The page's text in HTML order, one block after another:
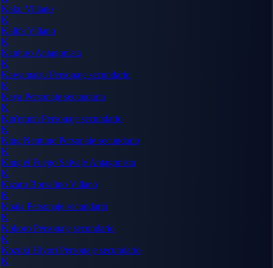
Kaku Villano
K
Kalifa Villano
K
Kanjuro Antagonista
K
Kawamatsu Personaje secundario
K
Kaya Personaje secundario
K
Kin'emon Personaje secundario
K
King Neptune Personaje secundario
K
King el Fuego Salvaje Antagonista
K
Kizaru Borsalino Villano
K
Koala Personaje secundario
K
Kokoro Personaje secundario
K
Kozuki Hiyori Personaje secundario
K